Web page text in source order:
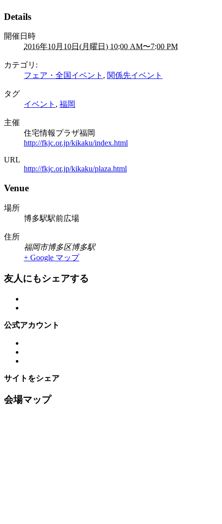
Details
開催日時
2016年10月10日(月曜日) 10:00 AM〜7:00 PM
カテゴリ:
フェア・全国イベント , 関係先イベント
タグ
イベント , 福岡
主催
住宅情報プラザ福岡
http://fkjc.or.jp/kikaku/index.html
URL
http://fkjc.or.jp/kikaku/plaza.html
Venue
場所
博多駅駅前広場
住所
福岡市博多区博多駅
+ Google マップ
友人にもシェアする
公式アカウント
サイトをシェア
会場マップ